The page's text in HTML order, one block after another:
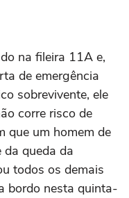
na fileira 11A e,
de emergência
sobrevivente, ele
corre risco de
que um homem de
queda da
todos os demais
bordo nesta quinta-